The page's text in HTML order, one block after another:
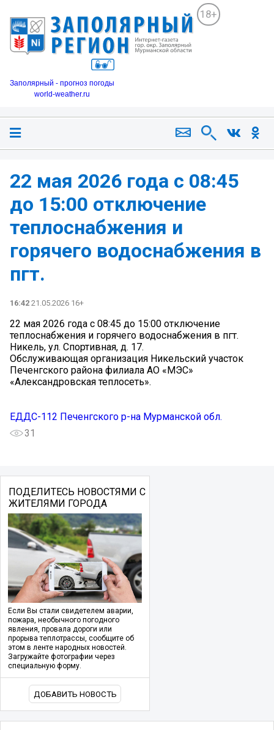
18+
Заполярный - прогноз погоды
world-weather.ru
22 мая 2026 года с 08:45
до 15:00 отключение
теплоснабжения и
горячего водоснабжения в
пгт.
16:42 21.05.2026 16+
22 мая 2026 года с 08:45 до 15:00 отключение
теплоснабжения и горячего водоснабжения в пгт.
Никель, ул. Спортивная, д. 17.
Обслуживающая организация Никельский участок
Печенгского района филиала АО «МЭС»
«Александровская теплосеть».
ЕДДС-112 Печенгского р-на Мурманской обл.
31
ПОДЕЛИТЕСЬ НОВОСТЯМИ С
ЖИТЕЛЯМИ ГОРОДА
Если Вы стали свидетелем аварии,
пожара, необычного погодного
явления, провала дороги или
прорыва теплотрассы, сообщите об
этом в ленте народных новостей.
Загружайте фотографии через
специальную форму.
ДОБАВИТЬ НОВОСТЬ